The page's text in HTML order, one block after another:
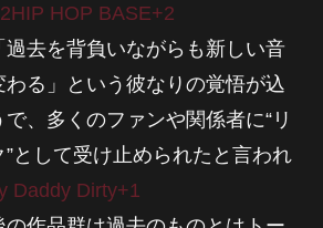
HOP BASE+2
過去を背負いながらも新しい音
る」という彼なりの覚悟が込
、多くのファンや関係者に“リ
として受け止められたと言われ
Daddy Dirty+1